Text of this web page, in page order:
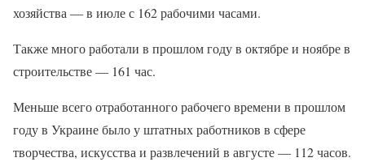
хозяйства — в июле с 162 рабочими часами.
Также много работали в прошлом году в октябре и ноябре в
строительстве — 161 час.
Меньше всего отработанного рабочего времени в прошлом
году в Украине было у штатных работников в сфере
творчества, искусства и развлечений в августе — 112 часов.